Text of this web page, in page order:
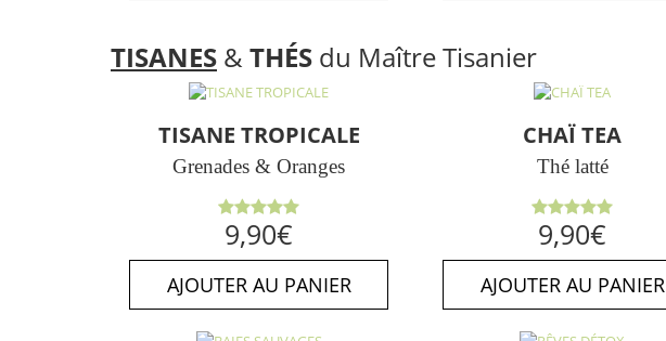
TISANES & THÉS du Maître Tisanier
TISANE TROPICALE
Grenades & Oranges
Note5.00
sur 5
9,90€
AJOUTER AU PANIER
CHAÏ TEA
Thé latté
Note5.00
sur 5
9,90€
AJOUTER AU PANIER